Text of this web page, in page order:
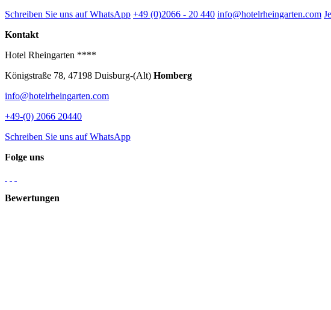
Schreiben Sie uns auf WhatsApp +49 (0)2066 - 20 440 info@hotelrheingarten.com
Kontakt
Hotel Rheingarten ****
Königstraße 78, 47198 Duisburg-(Alt) Homberg
info@hotelrheingarten.com
+49-(0) 2066 20440
Schreiben Sie uns auf WhatsApp
Folge uns
Bewertungen